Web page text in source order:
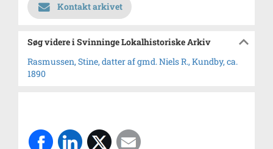
Kontakt arkivet
Søg videre i Svinninge Lokalhistoriske Arkiv
Rasmussen, Stine, datter af gmd. Niels R., Kundby, ca.
1890